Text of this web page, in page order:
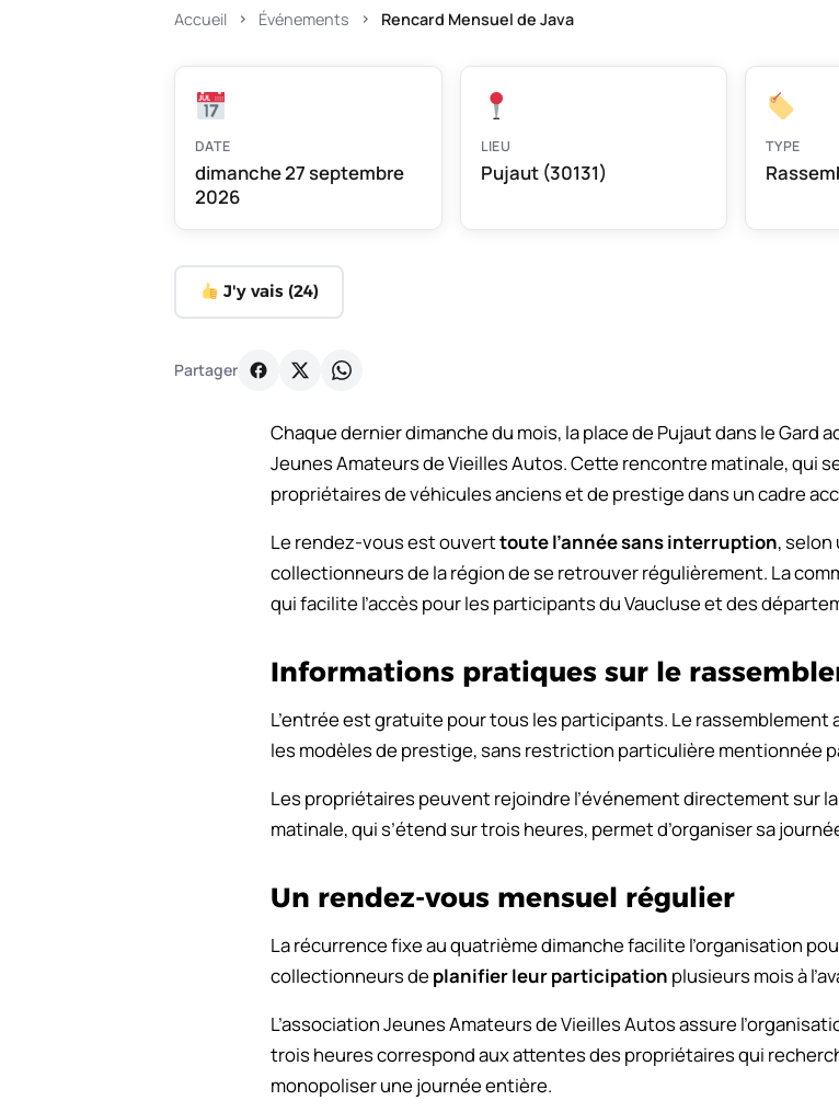
Accueil Événements Rencard Mensuel de Java
DATE
dimanche 27 septembre
2026
LIEU
Pujaut (30131)
TYPE
J'y vais (24)
Partager
Chaque dernier dimanche du mois, la place de Pujaut dans le Gard
Jeunes Amateurs de Vieilles Autos. Cette rencontre matinale, qui
propriétaires de véhicules anciens et de prestige dans un cadre
Le rendez-vous est ouverttoute l’année sans interruption,
collectionneurs de la région de se retrouver régulièrement. La
qui facilite l’accès pour les participants du Vaucluse et des
Informations pratiques sur le
L’entrée est gratuite pour tous les participants. Le
les modèles de prestige, sans restriction particulière mentionnée
Les propriétaires peuvent rejoindre l’événement directement sur
matinale, qui s’étend sur trois heures, permet d’organiser sa
Un rendez-vous mensuel régulier
La récurrence fixe au quatrième dimanche facilite l’organisation
collectionneurs de planifier leur participation plusieurs mois à
L’association Jeunes Amateurs de Vieilles Autos assure
trois heures correspond aux attentes des propriétaires qui
monopoliser une journée entière.